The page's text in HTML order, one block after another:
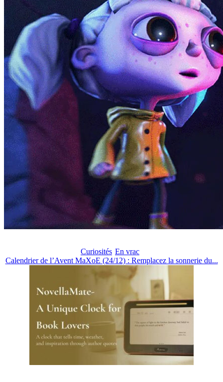
Curiosités En vrac
Calendrier de l’Avent MaXoE (24/12) : Remplacez la sonnerie du...